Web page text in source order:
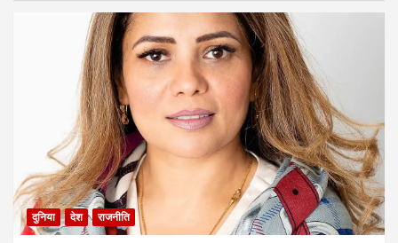
दुनिया देश राजनीति